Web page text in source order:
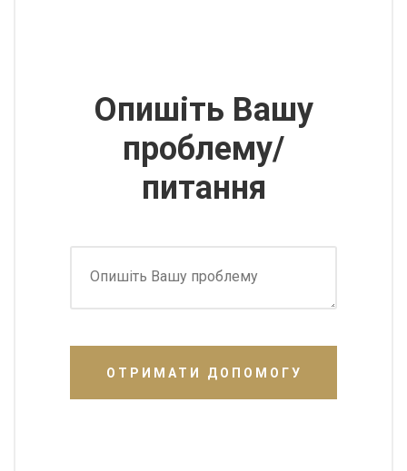
Опишіть Вашу
проблему/
питання
ОТРИМАТИ ДОПОМОГУ